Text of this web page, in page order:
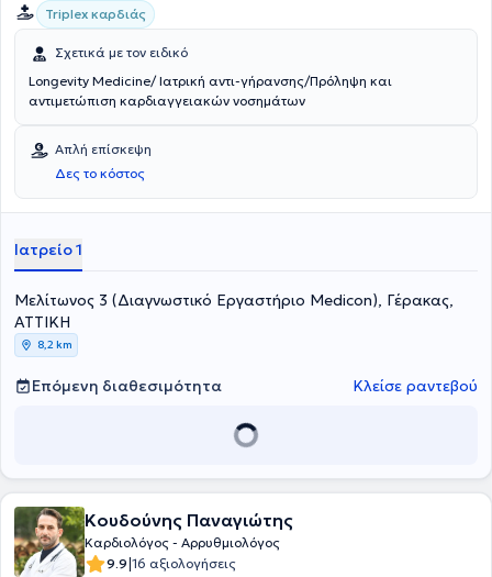
Triplex καρδιάς
Σχετικά με τον ειδικό
Longevity Medicine/ Ιατρική αντι-γήρανσης/Πρόληψη και
αντιμετώπιση καρδιαγγειακών νοσημάτων
Απλή επίσκεψη
Δες το κόστος
Ιατρείο 1
Μελίτωνος 3 (Διαγνωστικό Εργαστήριο Medicon), Γέρακας,
ΑΤΤΙΚΗ
8,2 km
Επόμενη διαθεσιμότητα Κλείσε ραντεβού
Κουδούνης Παναγιώτης
Καρδιολόγος - Αρρυθμιολόγος
9.9|16 αξιολογήσεις